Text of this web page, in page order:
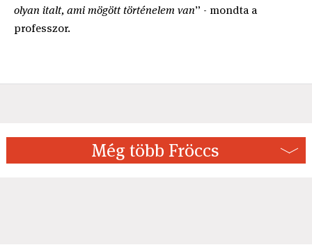
olyan italt, ami mögött történelem van” - mondta a
professzor.
Még több Fröccs